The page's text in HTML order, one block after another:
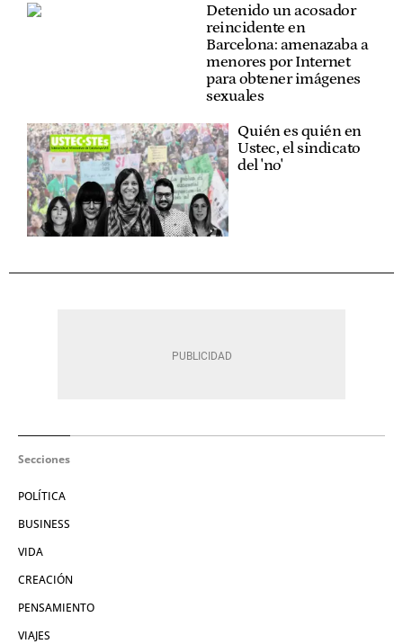
Detenido un acosador
reincidente en
Barcelona: amenazaba a
menores por Internet
para obtener imágenes
sexuales
Quién es quién en
Ustec, el sindicato
del 'no'
Secciones
POLÍTICA
BUSINESS
VIDA
CREACIÓN
PENSAMIENTO
VIAJES